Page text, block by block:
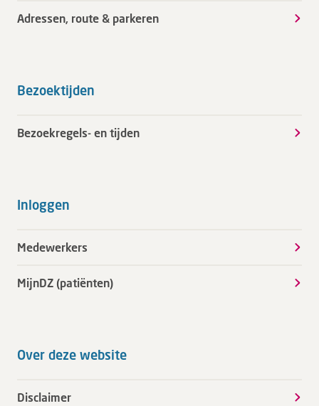
Adressen, route & parkeren
Bezoektijden
Bezoekregels- en tijden
Inloggen
Medewerkers
MijnDZ (patiënten)
Over deze website
Disclaimer